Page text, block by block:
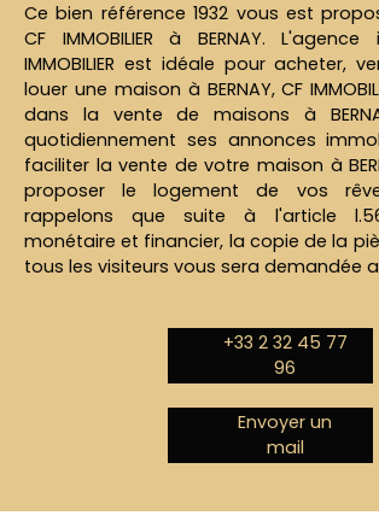
Ce bien référence 1932 vous est
CF IMMOBILIER à BERNAY.
IMMOBILIER est idéale pour acheter,
louer une maison à BERNAY, CF
dans la vente de maisons à
quotidiennement ses annonces
faciliter la vente de votre maison à
proposer le logement de vos
rappelons que suite à l'article
monétaire et financier, la copie de la
tous les visiteurs vous sera demandée
+33 2 32 45 77
96
Envoyer un
mail